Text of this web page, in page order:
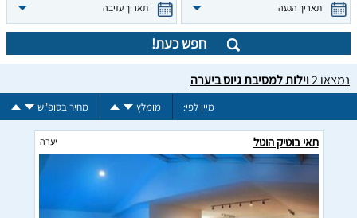
תאריך הגעה תאריך עזיבה
חפש כעת!
נמצאו2וילות למסיבת גיוס ביערה
מיין לפי: מומלץ מחיר בסופ"ש
תאי בוטיק הוטל יערה